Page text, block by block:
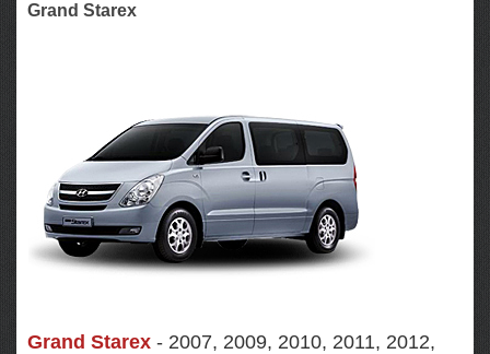
Grand Starex
Grand Starex - 2007, 2009, 2010, 2011, 2012,